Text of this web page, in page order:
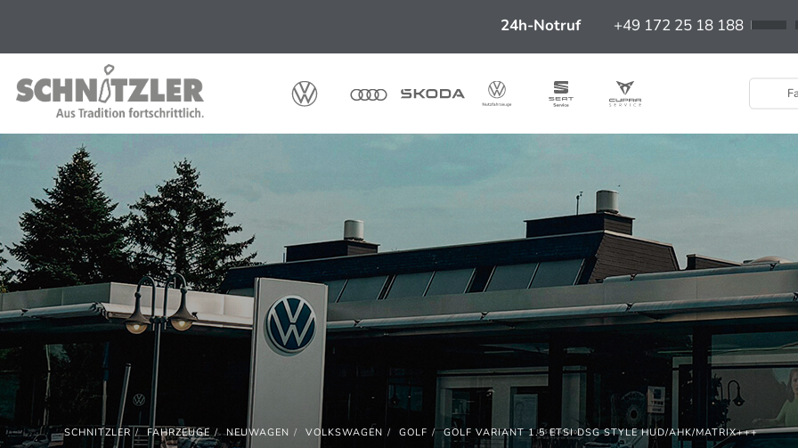
24h-Notruf +49 172 25 18 188
SCHNITZLER FAHRZEUGE NEUWAGEN VOLKSWAGEN GOLF GOLF VARIANT 1.5 ETSI DSG STYLE HUD/AHK/MATRIX+++